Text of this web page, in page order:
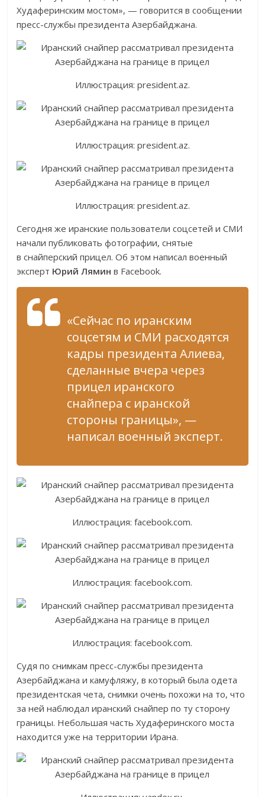
Худаферинским мостом», — говорится в сообщении
пресс-службы президента Азербайджана.
Иллюстрация: president.az.
Иллюстрация: president.az.
Иллюстрация: president.az.
Сегодня же иранские пользователи соцсетей и СМИ
начали публиковать фотографии, снятые
в снайперский прицел. Об этом написал военный
эксперт Юрий Лямин в Facebook.
«Сейчас по иранским
соцсетям и СМИ расходятся
кадры президента Алиева,
сделанные вчера через
прицел иранского
снайпера с иранской
стороны границы», —
написал военный эксперт.
Иллюстрация: facebook.com.
Иллюстрация: facebook.com.
Иллюстрация: facebook.com.
Судя по снимкам пресс-службы президента
Азербайджана и камуфляжу, в который была одета
президентская чета, снимки очень похожи на то, что
за ней наблюдал иранский снайпер по ту сторону
границы. Небольшая часть Худаферинского моста
находится уже на территории Ирана.